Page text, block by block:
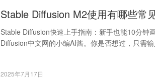
Stable Diffusion M2使用有哪些常
Stable Diffusion快速上手指南：新手也能10分钟
Diffusion中文网的小编AI酱。你是否想过，只需
2025年7月17日